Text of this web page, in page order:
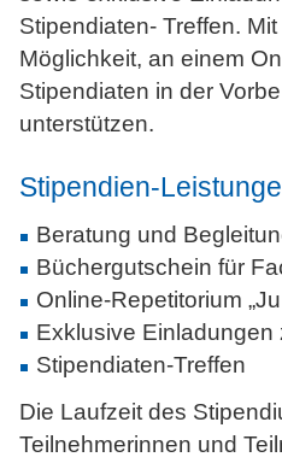
Stipendiaten- Treffen.
Möglichkeit, an einem
Stipendiaten in der
unterstützen.
Stipendien-
Beratung und
Büchergutschein für
Online-Repetitorium
Exklusive
Stipendiaten-Treffen
Die Laufzeit des
Teilnehmerinnen und